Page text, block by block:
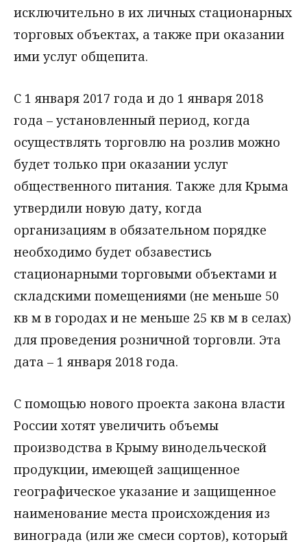
исключительно в их личных стационарных
торговых объектах, а также при оказании
ими услуг общепита.
С 1 января 2017 года и до 1 января 2018
года – установленный период, когда
осуществлять торговлю на розлив можно
будет только при оказании услуг
общественного питания. Также для Крыма
утвердили новую дату, когда
организациям в обязательном порядке
необходимо будет обзавестись
стационарными торговыми объектами и
складскими помещениями (не меньше 50
кв м в городах и не меньше 25 кв м в селах)
для проведения розничной торговли. Эта
дата – 1 января 2018 года.
С помощью нового проекта закона власти
России хотят увеличить объемы
производства в Крыму винодельческой
продукции, имеющей защищенное
географическое указание и защищенное
наименование места происхождения из
винограда (или же смеси сортов), который